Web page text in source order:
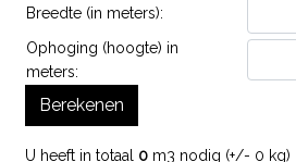
Breedte (in meters):
Ophoging (hoogte) in
meters:
Berekenen
U heeft in totaal 0m3 nodig (+/- 0 kg)